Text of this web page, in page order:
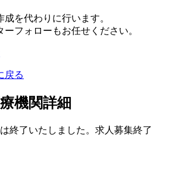
成を代わりに行います。
ーフォローもお任せください。
戻る
機関詳細
終了いたしました。 求人募集終了